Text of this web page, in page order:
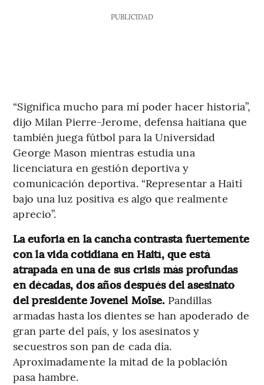
PUBLICIDAD
“Significa mucho para mí poder hacer historia”,
dijo Milan Pierre-Jerome, defensa haitiana que
también juega fútbol para la Universidad
George Mason mientras estudia una
licenciatura en gestión deportiva y
comunicación deportiva. “Representar a Haití
bajo una luz positiva es algo que realmente
aprecio”.
La euforia en la cancha contrasta fuertemente
con la vida cotidiana en Haití, que está
atrapada en una de sus crisis más profundas
en décadas, dos años después del asesinato
del presidente Jovenel Moïse. Pandillas
armadas hasta los dientes se han apoderado de
gran parte del país, y los asesinatos y
secuestros son pan de cada día.
Aproximadamente la mitad de la población
pasa hambre.